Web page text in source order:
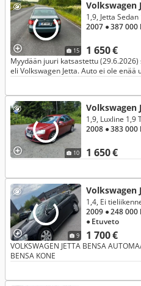
15
Volkswagen
1 650 €
1,9, Jetta
2007 ● 387 000
Myydään juuri katsastettu
eli Volkswagen Jetta. Auto ei ole
10
Volkswagen
1 650 €
1,9, Luxline 1,9
2008 ● 383 000
9
Volkswagen
1 700 €
2009 ● 248 000
● Etuveto
VOLKSWAGEN JETTA BENSA
BENSA KONE